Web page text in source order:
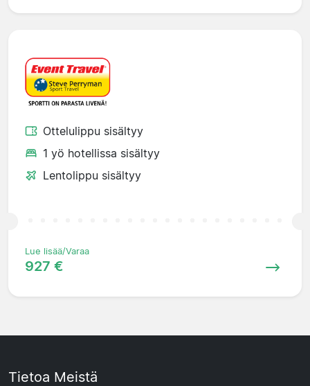
Ottelulippu sisältyy
1 yö hotellissa sisältyy
Lentolippu sisältyy
Lue lisää/Varaa
927 €
Tietoa Meistä